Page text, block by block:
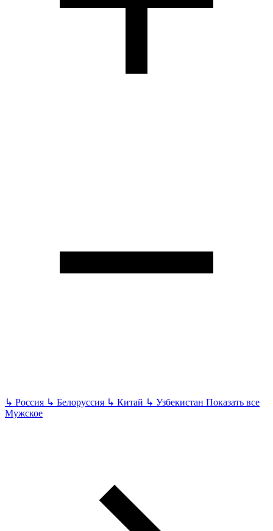
↳ Россия ↳ Белоруссия ↳ Китай ↳ Узбекистан Показать все
Мужское